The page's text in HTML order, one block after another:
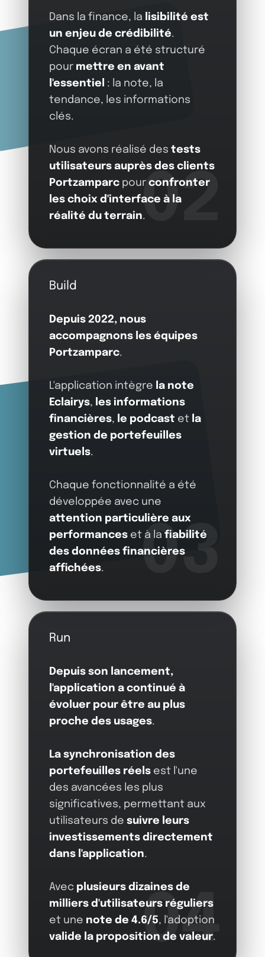
02
Dans la finance, la
lisibilité est
un enjeu de crédibilité.
Chaque écran a été structuré
pour mettre en avant
l'essentiel
: la note, la
tendance, les informations
clés.
Nous avons réalisé des tests
utilisateurs auprès des clients
Portzamparc pour confronter
les choix d'interface à la
réalité du terrain.
03
Build
Depuis 2022, nous
accompagnons les équipes
Portzamparc.
L'application intègre la note
Eclairys, les informations
financières, le podcast et la
gestion de portefeuilles
virtuels.
Chaque fonctionnalité a été
développée avec une
attention particulière aux
performances et à la fiabilité
des données financières
affichées.
04
Run
Depuis son lancement,
l'application a continué à
évoluer pour être au plus
proche des usages.
La synchronisation des
portefeuilles réels est l'une
des avancées les plus
significatives, permettant aux
utilisateurs de suivre leurs
investissements directement
dans l'application.
Avec plusieurs dizaines de
milliers d'utilisateurs réguliers
et une note de 4.6/5, l'adoption
valide la proposition de valeur.